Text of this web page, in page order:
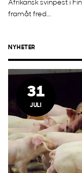
Afrikansk svinpest i
framåt fred...
NYHETER
31
JULI